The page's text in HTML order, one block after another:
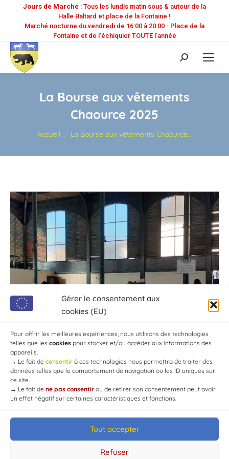
Gérer le consentement aux
cookies (EU)
Pour offrir les meilleures expériences, nous utilisons des technologies
telles que les cookies pour stocker et/ou accéder aux informations des
appareils.
→ Le fait de consentir à ces technologies nous permettra de traiter des
données telles que le comportement de navigation ou les ID uniques sur
ce site.
→ Le fait de ne pas consentir ou de retirer son consentement peut avoir
un effet négatif sur certaines caractéristiques et fonctions.
Tout accepter
Refuser
Jours de Marché : Tous les lundis matin sous & autour de la
Halle Baltard et place de la Fontaine !
Marché nocturne du vendredi de 16:00 à 20:00 - Place de la
Fontaine et de l'échiquier TOUTE l'année
Recherche
:
La Bourse aux vêtements
Chaource 2025
Vous êtes ici :
Accueil La Bourse aux vêtements Chaource…
© Mairie de Chaource [2004-2024] | Tous droits réservés.
Developed byWEB3-DESIGN